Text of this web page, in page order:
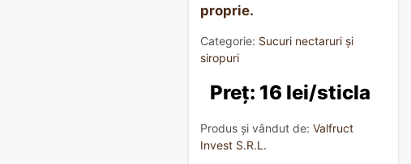
proprie.
Categorie: Sucuri nectaruri și
siropuri
Preț: 16 lei/sticla
Produs și vândut de: Valfruct
Invest S.R.L.